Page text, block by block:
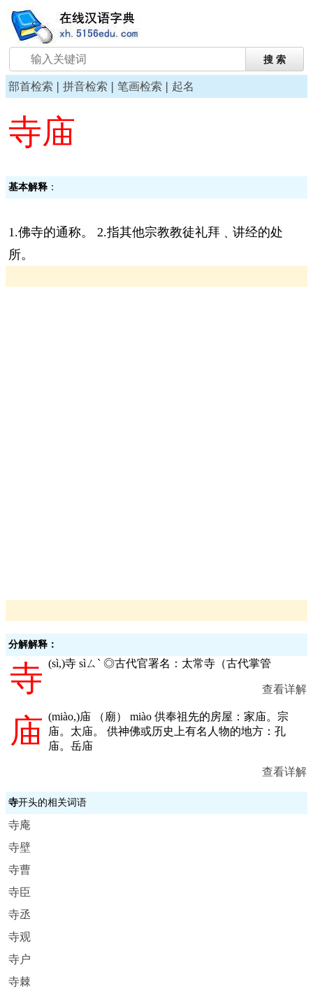
部首检索 | 拼音检索 | 笔画检索 | 起名
寺庙
基本解释 ：
1.佛寺的通称。 2.指其他宗教教徒礼拜﹑讲经的处
所。
分解解释：
寺 (sì,)寺 sìㄙˋ ◎古代官署名：太常寺（古代掌管
查看详解
庙 (miào,)庙 （廟） miào 供奉祖先的房屋：家庙。宗
庙。太庙。 供神佛或历史上有名人物的地方：孔
庙。岳庙
查看详解
寺开头的相关词语
寺庵
寺壁
寺曹
寺臣
寺丞
寺观
寺户
寺棘